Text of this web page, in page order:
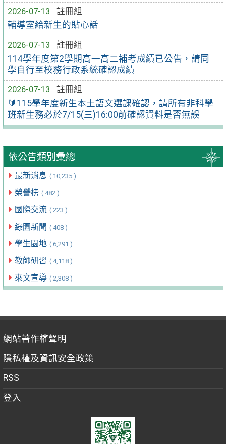
2026-07-13
註冊組
輔導室給新生的貼心話
2026-07-13
註冊組
114學年度第2學期高一高二補考成績已公告，請同
學自行至校務行政系統確認成績
2026-07-13
註冊組
🔰115學年度新生本土語文選課確認，請所有非科學
班新生務必於7/15(三)16:00前確認資料是否無誤
依公告類別彙總
最新消息 ( 10,235 )
榮譽榜 ( 482 )
國際交流 ( 223 )
綠園新聞 ( 408 )
學生園地 ( 6,291 )
教師研習 ( 4,118 )
來文宣導 ( 2,308 )
網站著作權聲明
隱私權及資訊安全政策
RSS
登入